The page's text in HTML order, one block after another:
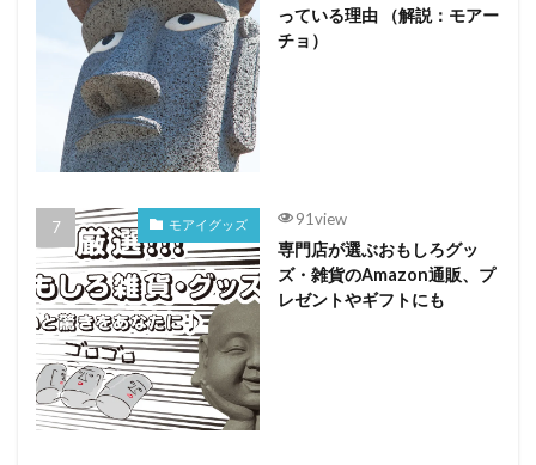
っている理由 （解説：モアー
チョ）
モアイグッズ 91view
専門店が選ぶおもしろグッ
ズ・雑貨のAmazon通販、プ
レゼントやギフトにも